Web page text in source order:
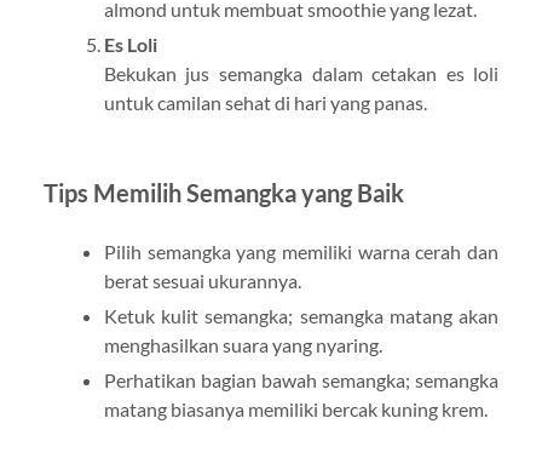
almond untuk membuat smoothie yang lezat.
Es Loli
Bekukan jus semangka dalam cetakan es loli
untuk camilan sehat di hari yang panas.
Tips Memilih Semangka yang Baik
Pilih semangka yang memiliki warna cerah dan
berat sesuai ukurannya.
Ketuk kulit semangka; semangka matang akan
menghasilkan suara yang nyaring.
Perhatikan bagian bawah semangka; semangka
matang biasanya memiliki bercak kuning krem.